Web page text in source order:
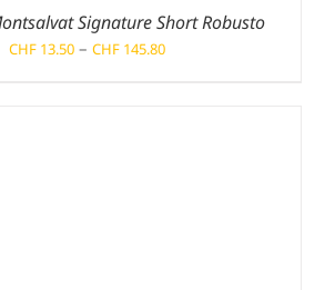
Signature Short Robusto
CHF13.50 – CHF145.80Preisspanne: